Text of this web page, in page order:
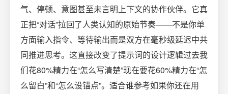
气、停顿、意图甚至未言明上下文的协作伙伴。它真
正把“对话”拉回了人类认知的原始节奏——不是你单
方面输入指令、等待输出而是双方在毫秒级延迟中共
同推进思考。这直接改变了提示词的设计逻辑过去我
们花80%精力在“怎么写清楚”现在要花60%精力在“怎
么留白”和“怎么设锚点”。适合谁参考如果你还在用